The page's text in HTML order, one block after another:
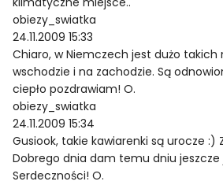
obiezy_swiatka
24.11.2009 15:33
Chiaro, w Niemczech jest dużo takich
wschodzie i na zachodzie. Są
ciepło pozdrawiam! O.
obiezy_swiatka
24.11.2009 15:34
Gusiook, takie kawiarenki są urocze :)
Dobrego dnia dam temu dniu jeszcze
Serdeczności! O.